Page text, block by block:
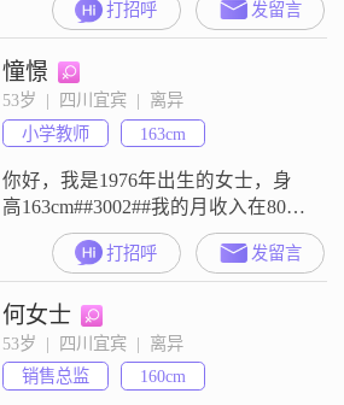
下，目前的工作地点在宜宾，学历
是高中及以下##3002##我这个人性
格随和，平时很容易相处##3002##
在生活里，我喜欢小确幸，觉得平
淡日子里的小开心就很不错
##3002##我是个音乐发烧友，平时
会听各类音乐##3002#
打招呼 发留言
憧憬
53岁  |  四川宜宾  |  离异
小学教师
163cm
你好，我是1976年出生的女士，身
高163cm##3002##我的月收入在8001
到12000元之间，目前在宜宾工作
##3002##我的学历是大学本科
##3002##我的性格比较善解人意，
平时开朗爱笑，独立自信，也富有
同理心##3002##我是一个真诚可靠
的人，热爱生活，觉得家庭幸福很
重要##3002##平时我也注重健
打招呼 发留言
何女士
53岁  |  四川宜宾  |  离异
销售总监
160cm